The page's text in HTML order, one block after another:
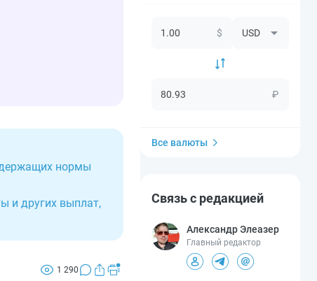
нормы
и других выплат,
1 290
$
₽
Все валюты
Связь с редакцией
Александр Элеазер
Главный редактор